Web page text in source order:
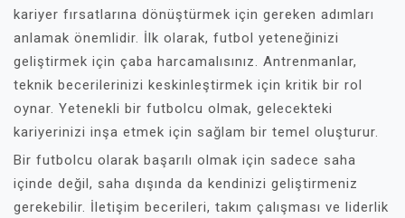
kariyer fırsatlarına dönüştürmek için gereken adımları
anlamak önemlidir. İlk olarak, futbol yeteneğinizi
geliştirmek için çaba harcamalısınız. Antrenmanlar,
teknik becerilerinizi keskinleştirmek için kritik bir rol
oynar. Yetenekli bir futbolcu olmak, gelecekteki
kariyerinizi inşa etmek için sağlam bir temel oluşturur.
Bir futbolcu olarak başarılı olmak için sadece saha
içinde değil, saha dışında da kendinizi geliştirmeniz
gerekebilir. İletişim becerileri, takım çalışması ve liderlik